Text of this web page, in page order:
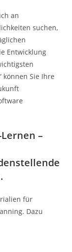
an
suchen,
Entwicklung
Sie Ihre
–
für
Dazu